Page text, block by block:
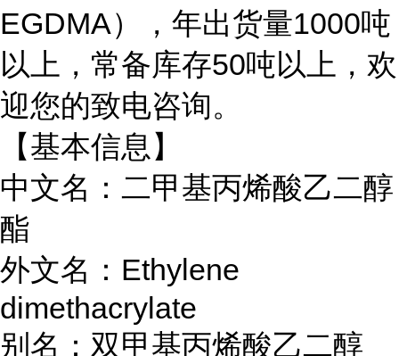
EGDMA），年出货量1000吨
以上，常备库存50吨以上，欢
迎您的致电咨询。
【基本信息】
中文名：二甲基丙烯酸乙二醇
酯
外文名：Ethylene
dimethacrylate
别名： 双甲基丙烯酸乙二醇